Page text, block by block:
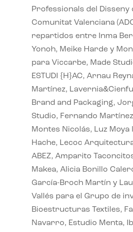
Professionals del Disseny
Comunitat Valenciana
repartidos entre Inma
Yonoh, Meike Harde y
para Viccarbe, Made
ESTUDI {H}AC, Arnau
Martínez,
Brand and Packaging,
Studio, Fernando
Montes Nicolás, Luz Moya
Hache, Lecoc
ABEZ, Amparito
Makea, Alicia Bonillo
García-Broch Martín y
Vallés para el Grupo de
Bioestructuras Textiles,
Navarro, Estudio Menta,